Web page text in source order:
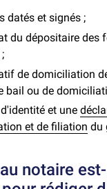
datés et signés ;
du dépositaire des
de domiciliation
bail ou de
d'identité et une
et de filiation du
notaire est-